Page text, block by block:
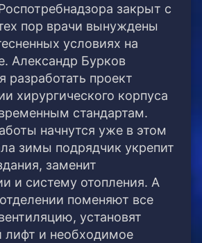
закрыт с
пор врачи вынуждены
условиях на
Александр Бурков
разработать проект
хирургического корпуса
стандартам.
начнутся уже в этом
зимы подрядчик укрепит
заменит
и систему отопления. А
поменяют все
установят
лифт и необходимое